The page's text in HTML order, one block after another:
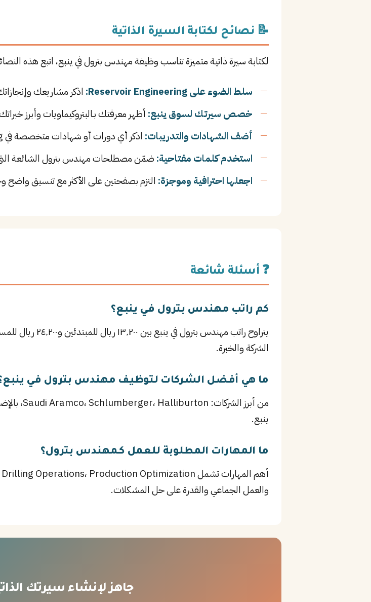
📝 نصائح لكتابة السيرة الذاتية
لكتابة سيرة ذاتية متميزة تناسب وظيفة مهندس بترول في ينبع، اتبع هذه
سلط الضوء على Reservoir Engineering:
اذكر مشاريعك
خصص سيرتك لسوق ينبع: أظهر معرفتك بـالبتروكيماويات وأبرز
أضف الشهادات والتدريبات: اذكر أي دورات أو شهادات متخصصة في Engineering تزيد من قيمتك في سوق العمل.
استخدم كلمات مفتاحية: ضمّن مصطلحات مهندس بترول الشائعة التي
اجعلها احترافية وموجزة: التزم بصفحتين على الأكثر مع تنسيق واضح
❓ أسئلة شائعة
كم راتب مهندس بترول في ينبع؟
يتراوح راتب
الشركة والخبرة.
ما هي أفضل الشركات لتوظيف مهندس بترول في
ينبع.
ما المهارات المطلوبة للعمل كـمهندس بترول؟
والعمل الجماعي والقدرة على حل المشكلات.
جاهز لإنشاء سيرتك